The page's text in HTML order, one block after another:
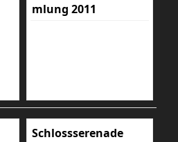
mlung 2011
Schlossserenade